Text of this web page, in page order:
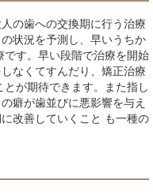
の歯への交換期に行う治療
状況を予測し、早いうちか
です。早い段階で治療を開始
なくてすんだり、矯正治療
が期待できます。また指し
癖が歯並びに悪影響を与え
改善していくこと も一種の